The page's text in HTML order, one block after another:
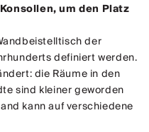
um den Platz
der
definiert werden.
die Räume in den
sind kleiner geworden
kann auf verschiedene